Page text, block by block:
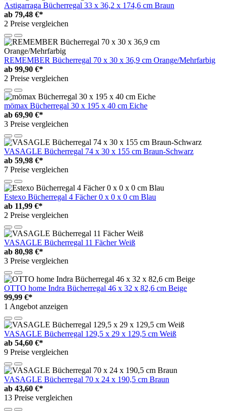
Astigarraga Bücherregal 33 x 36,2 x 174,6 cm Braun
ab 79,48 €*
2 Preise vergleichen
REMEMBER Bücherregal 70 x 30 x 36,9 cm Orange/Mehrfarbig
ab 99,90 €*
2 Preise vergleichen
mömax Bücherregal 30 x 195 x 40 cm Eiche
ab 69,90 €*
3 Preise vergleichen
VASAGLE Bücherregal 74 x 30 x 155 cm Braun-Schwarz
ab 59,98 €*
7 Preise vergleichen
Estexo Bücherregal 4 Fächer 0 x 0 x 0 cm Blau
ab 11,99 €*
2 Preise vergleichen
VASAGLE Bücherregal 11 Fächer Weiß
ab 80,98 €*
3 Preise vergleichen
OTTO home Indra Bücherregal 46 x 32 x 82,6 cm Beige
99,99 €*
1 Angebot anzeigen
VASAGLE Bücherregal 129,5 x 29 x 129,5 cm Weiß
ab 54,60 €*
9 Preise vergleichen
VASAGLE Bücherregal 70 x 24 x 190,5 cm Braun
ab 43,60 €*
13 Preise vergleichen